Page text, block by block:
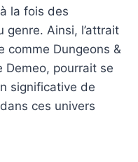
la fois des
Ainsi, l’attrait
comme Dungeons &
Demeo, pourrait se
significative de
ces univers